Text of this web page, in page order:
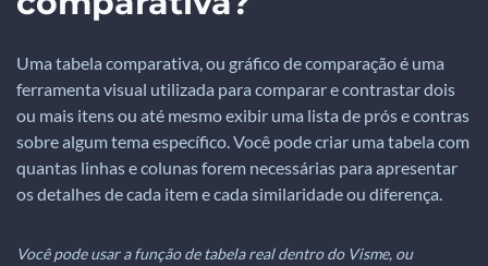
Uma tabela comparativa, ou gráfico de comparação é uma
ferramenta visual utilizada para comparar e contrastar dois
ou mais itens ou até mesmo exibir uma lista de prós e contras
sobre algum tema específico. Você pode criar uma tabela com
quantas linhas e colunas forem necessárias para apresentar
os detalhes de cada item e cada similaridade ou diferença.
Você pode usar a função de tabela real dentro do Visme, ou